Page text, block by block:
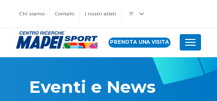
Chi siamo Contatti I nostri atleti IT
PRENOTA UNA VISITA Toggle
Eventi e News